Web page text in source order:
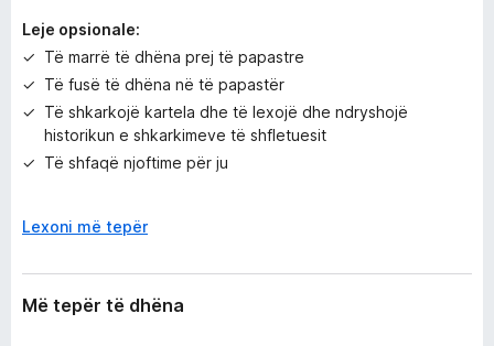
Leje opsionale:
Të marrë të dhëna prej të papastre
Të fusë të dhëna në të papastër
Të shkarkojë kartela dhe të lexojë dhe ndryshojë
historikun e shkarkimeve të shfletuesit
Të shfaqë njoftime për ju
Z
j
e
r
Lexoni më tepër
Më tepër të dhëna